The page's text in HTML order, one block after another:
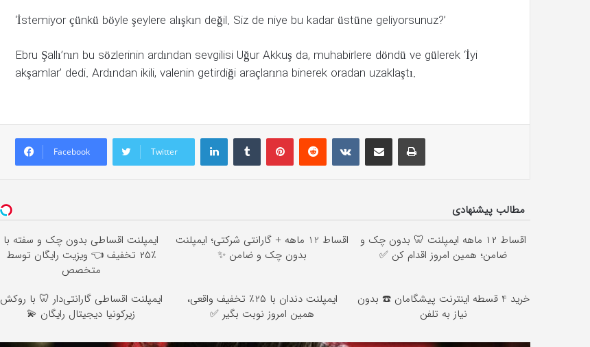
‘İstemiyor çünkü böyle şeylere alışkın değil. Siz de niye bu kadar üstüne geliyorsunuz?’
Ebru Şallı’nın bu sözlerinin ardından sevgilisi Uğur Akkuş da, muhabirlere döndü ve gülerek ‘İyi
akşamlar’ dedi. Ardından ikili, valenin getirdiği araçlarına binerek oradan uzaklaştı.
Facebook Twitter
LinkedInTumblr PinterestReddit VKontakteE-Posta ile paylaş Yazdır
مطالب پیشنهادی
اقساط ۱۲ ماهه ایمپلنت 🦷 بدون چک و
ضامن؛ همین امروز اقدام کن ✅
اقساط 12 ماهه + گارانتی شرکتی؛ ایمپلنت
بدون چک و ضامن ✨
ایمپلنت اقساطی بدون چک و سفته با
٪۲۵ تخفیف 👈 ویزیت رایگان توسط
متخصص
خرید 4 قسطه اینترنت پیشگامان ☎️ بدون
نیاز به تلفن
ایمپلنت دندان با ۲۵٪ تخفیف واقعی،
همین امروز نوبت بگیر ✅
ایمپلنت اقساطی گارانتی‌دار 🦷 با روکش
زیرکونیا دیجیتال رایگان 💫